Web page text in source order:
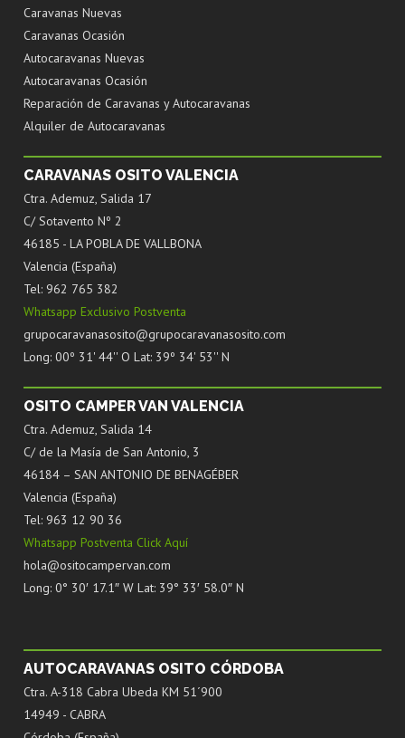
Caravanas Nuevas
Caravanas Ocasión
Autocaravanas Nuevas
Autocaravanas Ocasión
Reparación de Caravanas y Autocaravanas
Alquiler de Autocaravanas
CARAVANAS OSITO VALENCIA
Ctra. Ademuz, Salida 17
C/ Sotavento Nº 2
46185 - LA POBLA DE VALLBONA
Valencia (España)
Tel: 962 765 382
Whatsapp Exclusivo Postventa
grupocaravanasosito@grupocaravanasosito.com
Long: 00º 31' 44'' O Lat: 39º 34' 53'' N
OSITO CAMPER VAN VALENCIA
Ctra. Ademuz, Salida 14
C/ de la Masía de San Antonio, 3
46184 – SAN ANTONIO DE BENAGÉBER
Valencia (España)
Tel: 963 12 90 36
Whatsapp Postventa Click Aquí
hola@ositocampervan.com
Long: 0° 30′ 17.1″ W Lat: 39° 33′ 58.0″ N
AUTOCARAVANAS OSITO CÓRDOBA
Ctra. A-318 Cabra Ubeda KM 51´900
14949 - CABRA